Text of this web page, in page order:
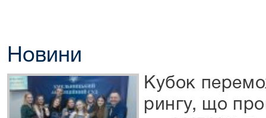
Новини
Кубок
рингу, що